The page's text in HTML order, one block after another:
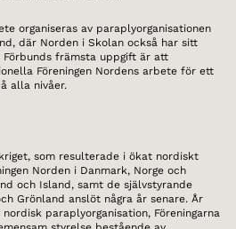
organiseras av paraplyorganisationen
där Norden i Skolan också har sitt
Förbunds främsta uppgift är att
Föreningen Nordens arbete för ett
alla nivåer.
som resulterade i ökat nordiskt
Norden i Danmark, Norge och
och Island, samt de självstyrande
Grönland anslöt några år senare. År
paraplyorganisation, Föreningarna